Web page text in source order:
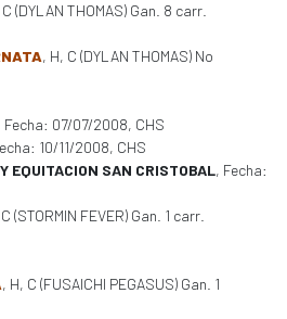
C (DYLAN THOMAS) Gan. 8 carr.
, H, C (DYLAN THOMAS) No
Fecha: 07/07/2008, CHS
10/11/2008, CHS
EQUITACION SAN CRISTOBAL, Fecha:
(STORMIN FEVER) Gan. 1 carr.
, H, C (FUSAICHI PEGASUS) Gan. 1